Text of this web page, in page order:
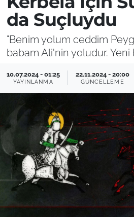
da Suçluydu
"Benim yolum ceddim
babam Ali'nin yoludur. Yeni
10.07.2024 - 01:25
YAYINLANMA
22.11.2024 - 20:00
GÜNCELLEME